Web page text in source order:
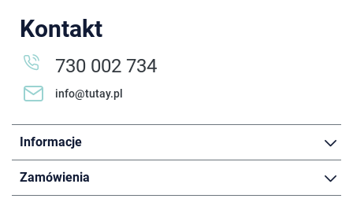
Kontakt
730 002 734
info@tutay.pl
Informacje
Zamówienia